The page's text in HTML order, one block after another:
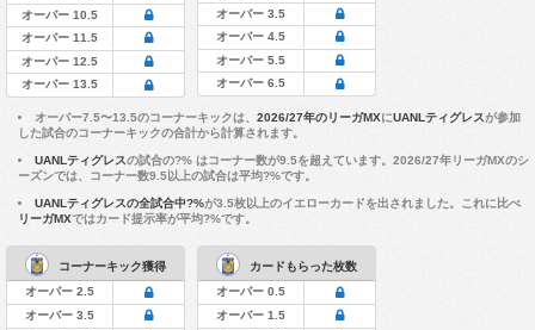
オーバー 10.5
オーバー 11.5
オーバー 12.5
オーバー 13.5
オーバー 3.5
オーバー 4.5
オーバー 5.5
オーバー 6.5
オーバー7.5〜13.5のコーナーキックは、 2026/27年のリーガMXにUANLティグレスが参加
した試合のコーナーキックの合計から計算されます。
UANLティグレスの試合の?% はコーナー数が9.5を超えています。2026/27年リーガMXのシ
ーズンでは、コーナー数9.5以上の試合は平均?%です。
UANLティグレスの全試合中?%が3.5枚以上のイエローカードを出されました。これに比べ
リーガMXではカード提示率が平均?%です。
コーナーキック獲得
オーバー 2.5
オーバー 3.5
カードもらった枚数
オーバー 0.5
オーバー 1.5